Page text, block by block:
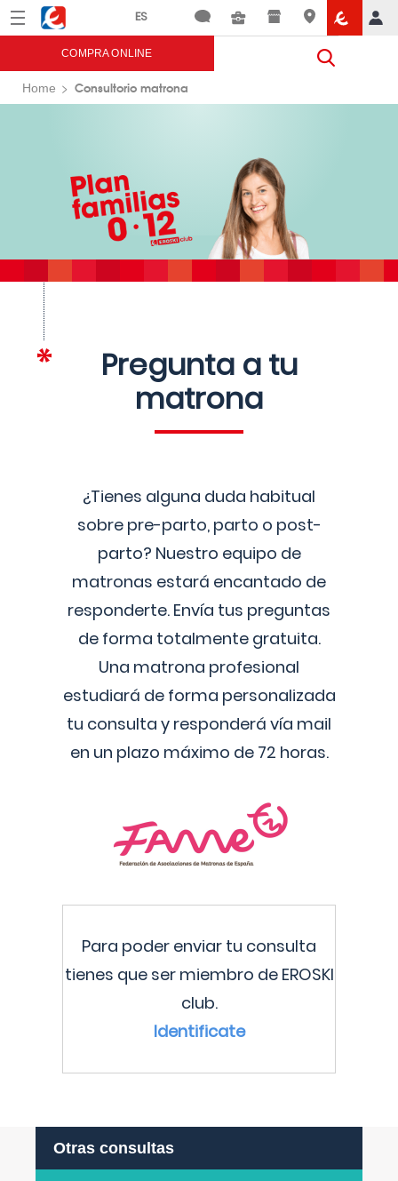
Menú Eroski
COMPRA ONLINE
Home Consultorio matrona
Pregunta a tu
matrona
¿Tienes alguna duda habitual
sobre pre-parto, parto o post-
parto? Nuestro equipo de
matronas estará encantado de
responderte. Envía tus preguntas
de forma totalmente gratuita.
Una matrona profesional
estudiará de forma personalizada
tu consulta y responderá vía mail
en un plazo máximo de 72 horas.
Para poder enviar tu consulta
tienes que ser miembro de EROSKI
club.
Identificate
Otras consultas